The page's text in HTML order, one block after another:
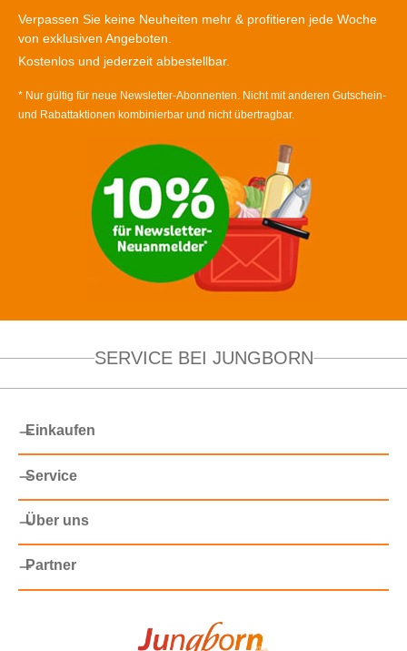
Verpassen Sie keine Neuheiten mehr & profitieren jede Woche
von exklusiven Angeboten.
Kostenlos und jederzeit abbestellbar.
* Nur gültig für neue Newsletter-Abonnenten. Nicht mit anderen Gutschein-
und Rabattaktionen kombinierbar und nicht übertragbar.
SERVICE BEI JUNGBORN
Einkaufen
Service
Über uns
Partner